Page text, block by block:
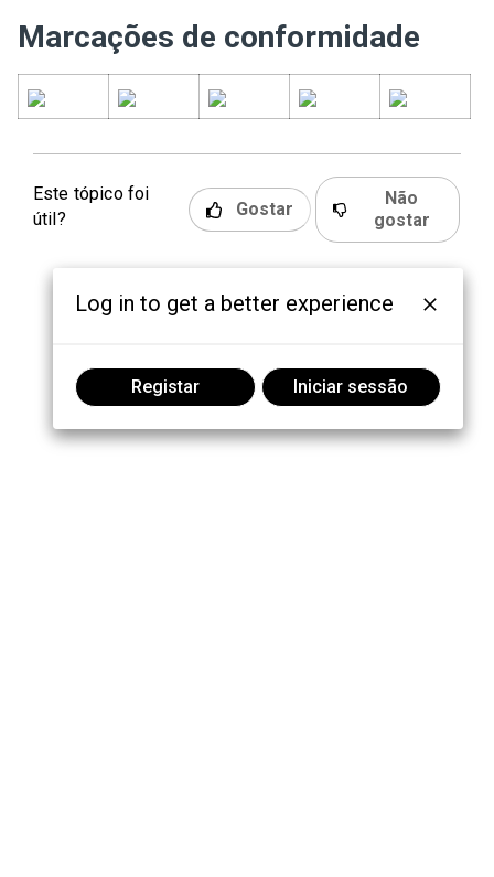
Marcações de conformidade
Este tópico foi
útil?
Gostar
Não
gostar
Log in to get a better experience
Registar Iniciar sessão